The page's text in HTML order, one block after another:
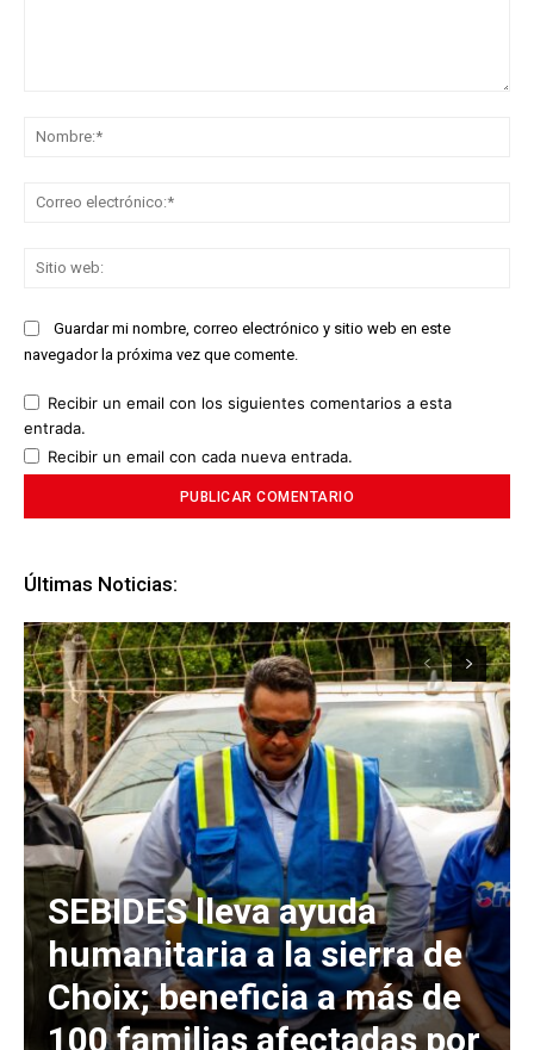
Guardar mi nombre, correo electrónico y sitio web en este
navegador la próxima vez que comente.
Recibir un email con los siguientes comentarios a esta
entrada.
Recibir un email con cada nueva entrada.
Últimas Noticias:
SEBIDES lleva ayuda
humanitaria a la sierra de
Choix; beneficia a más de
100 familias afectadas por